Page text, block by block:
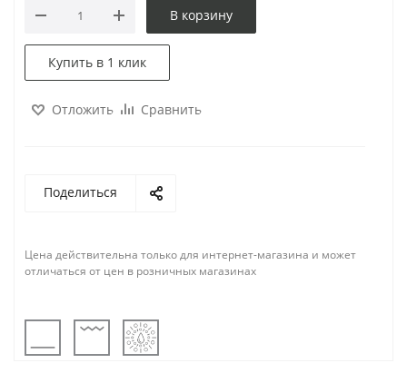
В корзину
Купить в 1 клик
Отложить Сравнить
Поделиться
Цена действительна только для интернет-магазина и может
отличаться от цен в розничных магазинах